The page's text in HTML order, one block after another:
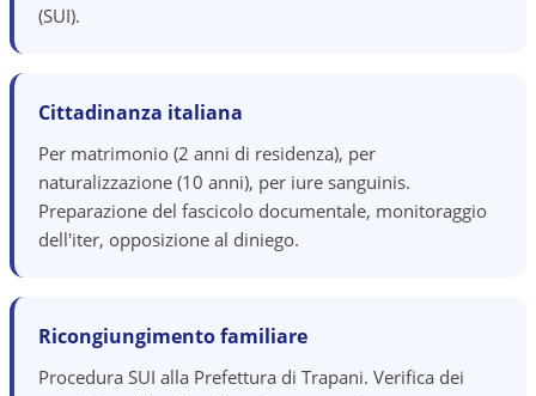
(SUI).
Cittadinanza italiana
Per matrimonio (2 anni di residenza), per
naturalizzazione (10 anni), per iure sanguinis.
Preparazione del fascicolo documentale, monitoraggio
dell'iter, opposizione al diniego.
Ricongiungimento familiare
Procedura SUI alla Prefettura di Trapani. Verifica dei